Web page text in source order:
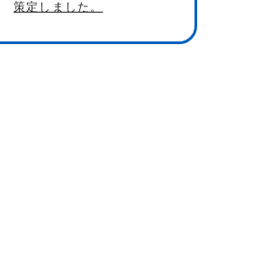
策定しました。